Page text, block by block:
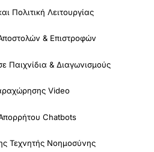
Πολιτική Λειτουργίας
& Επιστροφών
Παιχνίδια & Διαγωνισμούς
Video
Chatbots
Τεχνητής Νοημοσύνης